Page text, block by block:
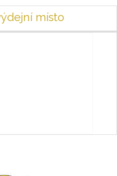
místo